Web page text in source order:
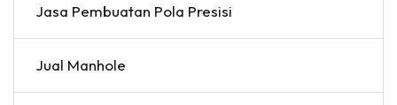
Jasa Pembuatan Pola Presisi
Jual Manhole